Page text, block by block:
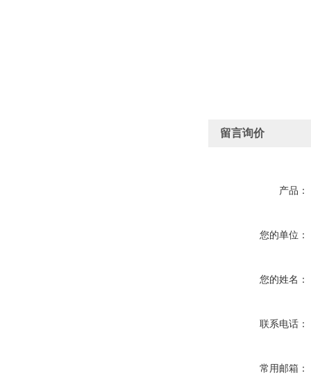
留言询价
产品：
您的单位：
您的姓名：
联系电话：
常用邮箱：